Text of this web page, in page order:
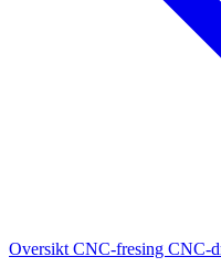
Oversikt CNC-fresing CNC-